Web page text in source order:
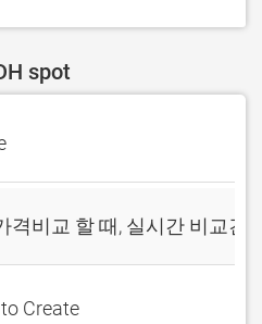
spot
격비교 할 때, 실시간 비교견
Create